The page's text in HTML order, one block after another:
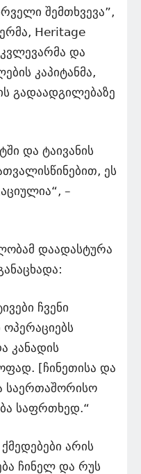
შემთხვევა”,
Heritage
და
კაპიტანმა,
გადაადგილებაზე
და ტაივანის
ეს
–
დაადასტურა
ჩვენი
კანადის
[ჩინეთისა და
საერთაშორისო
საფრთხედ.“
არის
ჩინელ და რუს